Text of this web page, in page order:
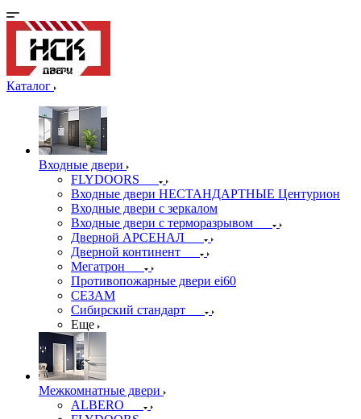
Каталог
Входные двери
FLYDOORS
Входные двери НЕСТАНДАРТНЫЕ Центурион
Входные двери с зеркалом
Входные двери с терморазрывом
Дверной АРСЕНАЛ
Дверной континент
Мегатрон
Противопожарные двери ei60
СЕЗАМ
Сибирский стандарт
Еще
Межкомнатные двери
ALBERO